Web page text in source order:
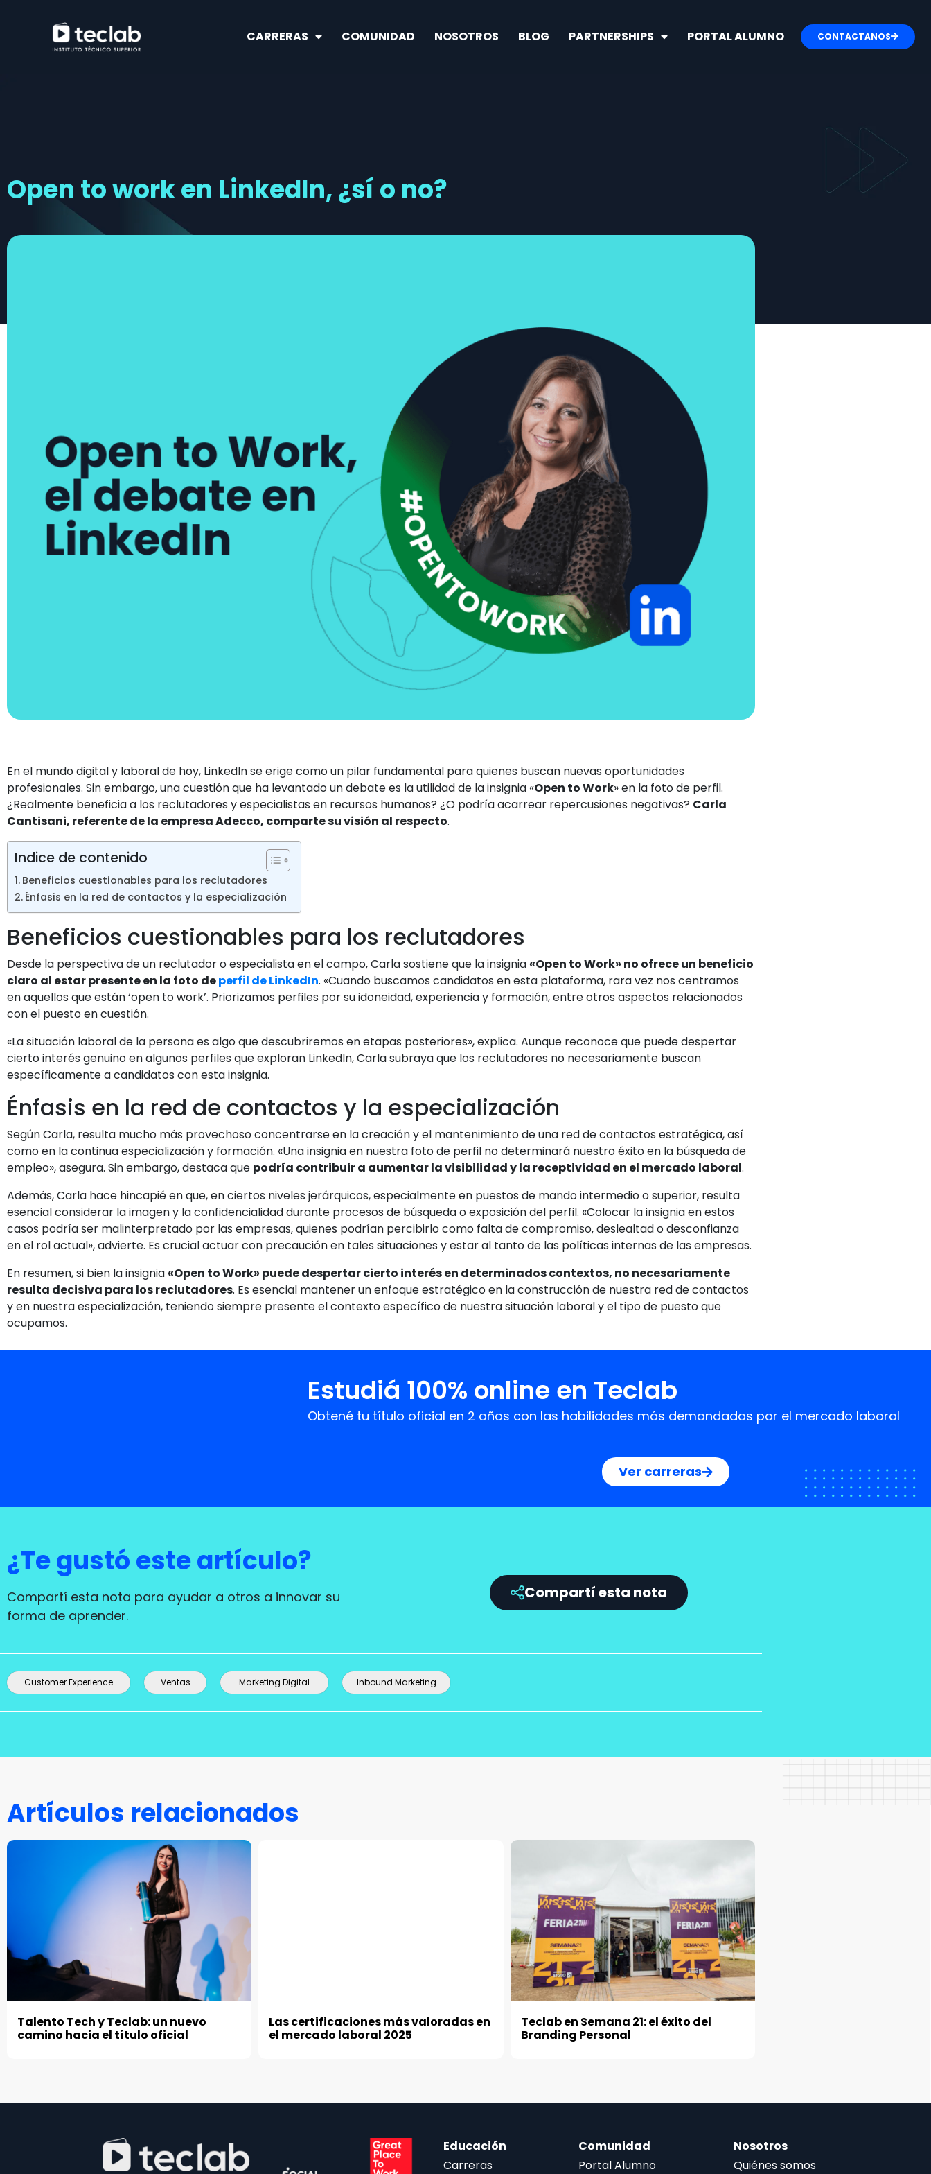
CARRERAS COMUNIDAD NOSOTROS BLOG PARTNERSHIPS PORTAL ALUMNO CONTACTANOS
Open to work en LinkedIn, ¿sí o no?
En el mundo digital y laboral de hoy, LinkedIn se erige como un pilar fundamental para quienes buscan nuevas oportunidades
profesionales. Sin embargo, una cuestión que ha levantado un debate es la utilidad de la insignia «Open to Work» en la foto de perfil.
¿Realmente beneficia a los reclutadores y especialistas en recursos humanos? ¿O podría acarrear repercusiones negativas? Carla
Cantisani, referente de la empresa Adecco, comparte su visión al respecto.
Indice de contenido
Beneficios cuestionables para los reclutadores
Énfasis en la red de contactos y la especialización
Beneficios cuestionables para los reclutadores
Desde la perspectiva de un reclutador o especialista en el campo, Carla sostiene que la insignia «Open to Work» no ofrece un beneficio
claro al estar presente en la foto deperfil de LinkedIn. «Cuando buscamos candidatos en esta plataforma, rara vez nos centramos
en aquellos que están ‘open to work’. Priorizamos perfiles por su idoneidad, experiencia y formación, entre otros aspectos relacionados
con el puesto en cuestión.
«La situación laboral de la persona es algo que descubriremos en etapas posteriores», explica. Aunque reconoce que puede despertar
cierto interés genuino en algunos perfiles que exploran LinkedIn, Carla subraya que los reclutadores no necesariamente buscan
específicamente a candidatos con esta insignia.
Énfasis en la red de contactos y la especialización
Según Carla, resulta mucho más provechoso concentrarse en la creación y el mantenimiento de una red de contactos estratégica, así
como en la continua especialización y formación. «Una insignia en nuestra foto de perfil no determinará nuestro éxito en la búsqueda de
empleo», asegura. Sin embargo, destaca que podría contribuir a aumentar la visibilidad y la receptividad en el mercado laboral.
Además, Carla hace hincapié en que, en ciertos niveles jerárquicos, especialmente en puestos de mando intermedio o superior, resulta
esencial considerar la imagen y la confidencialidad durante procesos de búsqueda o exposición del perfil. «Colocar la insignia en estos
casos podría ser malinterpretado por las empresas, quienes podrían percibirlo como falta de compromiso, deslealtad o desconfianza
en el rol actual», advierte. Es crucial actuar con precaución en tales situaciones y estar al tanto de las políticas internas de las empresas.
En resumen, si bien la insignia «Open to Work» puede despertar cierto interés en determinados contextos, no necesariamente
resulta decisiva para los reclutadores. Es esencial mantener un enfoque estratégico en la construcción de nuestra red de contactos
y en nuestra especialización, teniendo siempre presente el contexto específico de nuestra situación laboral y el tipo de puesto que
ocupamos.
Estudiá 100% online en Teclab
Obtené tu título oficial en 2 años con las habilidades más demandadas por el mercado laboral
Ver carreras
¿Te gustó este artículo?
Compartí esta nota para ayudar a otros a innovar su
forma de aprender.
Compartí esta nota
Customer Experience Ventas Marketing Digital Inbound Marketing
Artículos relacionados
Talento Tech y Teclab: un nuevo
camino hacia el título oficial
Las certificaciones más valoradas en
el mercado laboral 2025
Teclab en Semana 21: el éxito del
Branding Personal
Educación
Carreras
Comunidad
Portal Alumno
Nosotros
Quiénes somos